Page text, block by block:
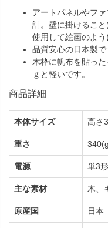
アートパネルやフ
計。壁に掛けるこ
使用して絵画のよう
品質安心の日本製で
木枠に帆布を貼っ
ｇと軽いです。
商品詳細
本体サイズ 高さ
重さ
電源 単3
主な素材 木、
原産国 日本